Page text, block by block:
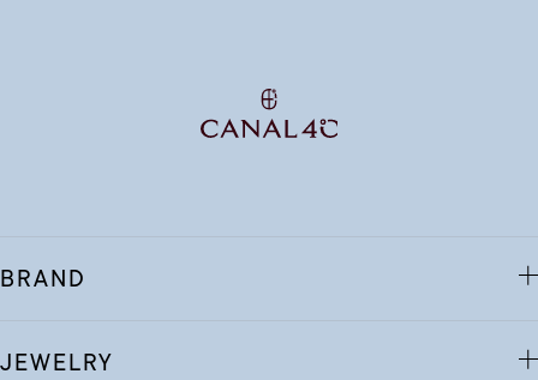
BRAND
JEWELRY